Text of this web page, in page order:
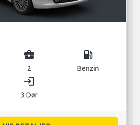
business_center
2
local_gas_station
Benzin
login
3 Dør